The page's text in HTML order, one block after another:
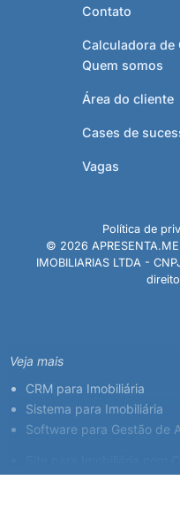
Contato
Calculadora de
Quem somos
Área do cliente
Cases de
Vagas
© 2026 APRESENTA.ME
IMOBILIARIAS LTDA -
Política de
Veja mais
CRM para Imobiliária
Sistema para Imobiliária
Software para Gestão de